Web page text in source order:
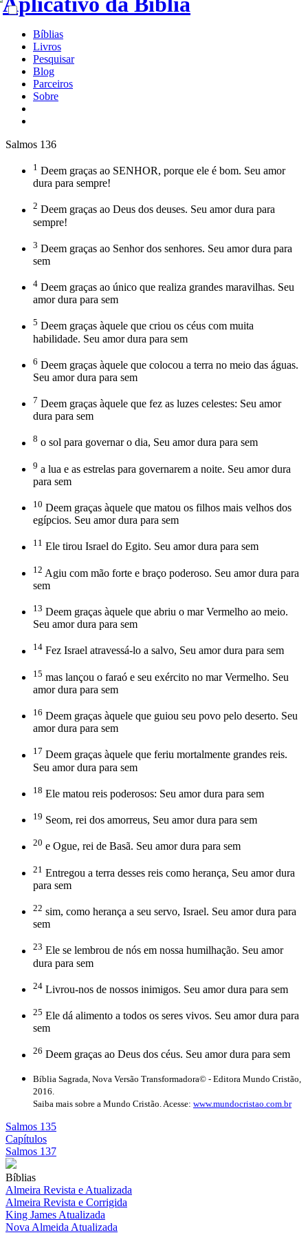
Bíblias
Livros
Pesquisar
Blog
Parceiros
Sobre
Salmos 136
1 Deem graças ao SENHOR, porque ele é bom. Seu amor
dura para sempre!
2 Deem graças ao Deus dos deuses. Seu amor dura para
sempre!
3 Deem graças ao Senhor dos senhores. Seu amor dura para
sem
4 Deem graças ao único que realiza grandes maravilhas. Seu
amor dura para sem
5 Deem graças àquele que criou os céus com muita
habilidade. Seu amor dura para sem
6 Deem graças àquele que colocou a terra no meio das águas.
Seu amor dura para sem
7 Deem graças àquele que fez as luzes celestes: Seu amor
dura para sem
8 o sol para governar o dia, Seu amor dura para sem
9 a lua e as estrelas para governarem a noite. Seu amor dura
para sem
10 Deem graças àquele que matou os filhos mais velhos dos
egípcios. Seu amor dura para sem
11 Ele tirou Israel do Egito. Seu amor dura para sem
12 Agiu com mão forte e braço poderoso. Seu amor dura para
sem
13 Deem graças àquele que abriu o mar Vermelho ao meio.
Seu amor dura para sem
14 Fez Israel atravessá-lo a salvo, Seu amor dura para sem
15 mas lançou o faraó e seu exército no mar Vermelho. Seu
amor dura para sem
16 Deem graças àquele que guiou seu povo pelo deserto. Seu
amor dura para sem
17 Deem graças àquele que feriu mortalmente grandes reis.
Seu amor dura para sem
18 Ele matou reis poderosos: Seu amor dura para sem
19 Seom, rei dos amorreus, Seu amor dura para sem
20 e Ogue, rei de Basã. Seu amor dura para sem
21 Entregou a terra desses reis como herança, Seu amor dura
para sem
22 sim, como herança a seu servo, Israel. Seu amor dura para
sem
23 Ele se lembrou de nós em nossa humilhação. Seu amor
dura para sem
24 Livrou-nos de nossos inimigos. Seu amor dura para sem
25 Ele dá alimento a todos os seres vivos. Seu amor dura para
sem
26 Deem graças ao Deus dos céus. Seu amor dura para sem
Bíblia Sagrada, Nova Versão Transformadora© - Editora Mundo Cristão,
2016.
Saiba mais sobre a Mundo Cristão. Acesse: www.mundocristao.com.br
Salmos 135
Capítulos
Salmos 137
Bíblias
Almeira Revista e Atualizada
Almeira Revista e Corrigida
King James Atualizada
Nova Almeida Atualizada